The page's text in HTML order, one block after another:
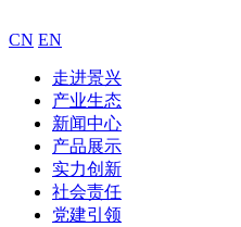
CN EN
走进景兴
产业生态
新闻中心
产品展示
实力创新
社会责任
党建引领